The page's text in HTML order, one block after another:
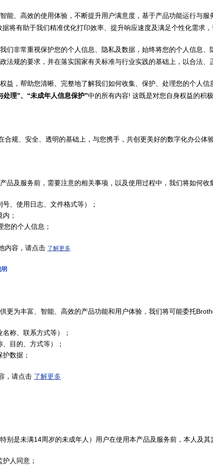
能、高效的使用体验，不断提升用户满意度，基于产品功能运行与
将有助于我们精准优化打印效率、提升响应速度及满足个性化需求，
们非常重视保护您的个人信息、隐私及数据，始终将您的个人信息
法规的要求，并在落实国家有关标准与行业实践的基础上，以合法
益，帮助您清晰、完整地了解我们如何收集、保护、处理您的个人
理”、“未成年人信息保护”中的所有内容! 这既是对您自身权益的积
合规、安全、透明的基础上，与您携手，共创更美好的数字化办公体验
品及服务前，需要注意的相关事项，以及使用过程中，我们将如何收
、使用日志、文件格式等）；
；
的个人信息；
内容，请点击 了解更多
更为丰富、智能、高效的产品功能和用户体验，我们将可能委托
称、联系方式等）；
目的、方式等）；
数据；
，请点击 了解更多
别是未满14周岁的未成年人）用户在使用本产品及服务前，本人及
人同意；
4，找到蓝牙与其他设备中的打印机和扫描仪